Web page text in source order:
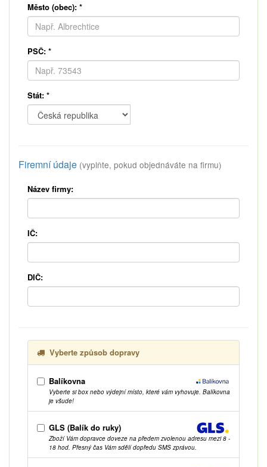
Město (obec): *
PSČ: *
Stát: *
Firemní údaje (vyplňte, pokud objednáváte na firmu)
Název firmy:
IČ:
DIČ:
Vyberte způsob dopravy
Balíkovna
Vyberte si box nebo výdejní místo, které vám vyhovuje. Balíkovna
je všude!
GLS (Balík do ruky)
Zboží Vám dopravce doveze na předem zvolenou adresu mezi 8 -
18 hod. Přesný čas Vám sdělí dopředu SMS zprávou.